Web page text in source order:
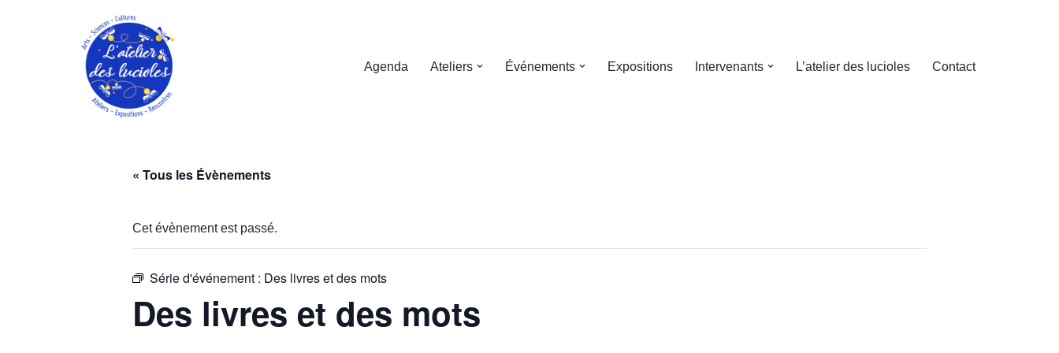
Agenda Ateliers Événements Expositions Intervenants L’atelier des lucioles Contact
« Tous les Évènements
Cet évènement est passé.
Série d'événement : Des livres et des mots
Des livres et des mots